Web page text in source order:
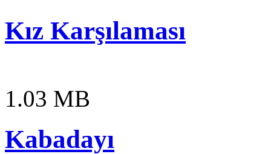
Kız Karşılaması
1.03 MB
Kabadayı